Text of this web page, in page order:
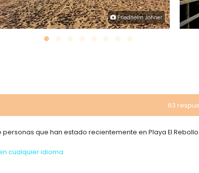
Friedhelm Johner
63
que han estado recientemente en Playa El Rebollo.
cualquier idioma